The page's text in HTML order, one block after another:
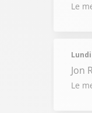
Le
Jon
Le